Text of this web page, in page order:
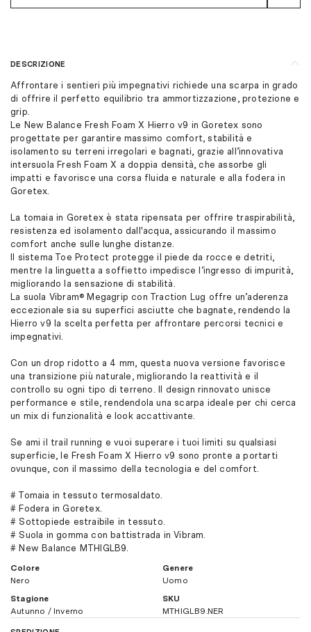
DESCRIZIONE
Affrontare i sentieri più impegnativi richiede una scarpa in grado
di offrire il perfetto equilibrio tra ammortizzazione, protezione e
grip.
Le New Balance Fresh Foam X Hierro v9 in Goretex sono
progettate per garantire massimo comfort, stabilità e
isolamento su terreni irregolari e bagnati, grazie all’innovativa
intersuola Fresh Foam X a doppia densità, che assorbe gli
impatti e favorisce una corsa fluida e naturale e alla fodera in
Goretex.
La tomaia in Goretex è stata ripensata per offrire traspirabilità,
resistenza ed isolamento dall'acqua, assicurando il massimo
comfort anche sulle lunghe distanze.
Il sistema Toe Protect protegge il piede da rocce e detriti,
mentre la linguetta a soffietto impedisce l’ingresso di impurità,
migliorando la sensazione di stabilità.
La suola Vibram® Megagrip con Traction Lug offre un’aderenza
eccezionale sia su superfici asciutte che bagnate, rendendo la
Hierro v9 la scelta perfetta per affrontare percorsi tecnici e
impegnativi.
Con un drop ridotto a 4 mm, questa nuova versione favorisce
una transizione più naturale, migliorando la reattività e il
controllo su ogni tipo di terreno. Il design rinnovato unisce
performance e stile, rendendola una scarpa ideale per chi cerca
un mix di funzionalità e look accattivante.
Se ami il trail running e vuoi superare i tuoi limiti su qualsiasi
superficie, le Fresh Foam X Hierro v9 sono pronte a portarti
ovunque, con il massimo della tecnologia e del comfort.
# Tomaia in tessuto termosaldato.
# Fodera in Goretex.
# Sottopiede estraibile in tessuto.
# Suola in gomma con battistrada in Vibram.
# New Balance MTHIGLB9.
Colore
Nero
Genere
Uomo
Stagione
Autunno / Inverno
SKU
MTHIGLB9.NER